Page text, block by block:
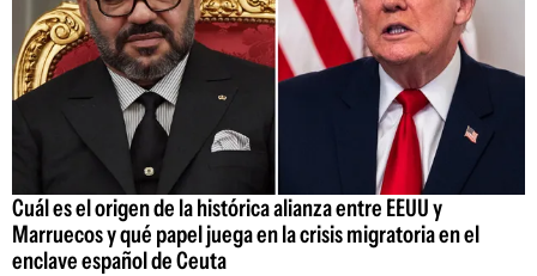
Cuál es el origen de la histórica alianza entre EEUU y
Marruecos y qué papel juega en la crisis migratoria en el
enclave español de Ceuta